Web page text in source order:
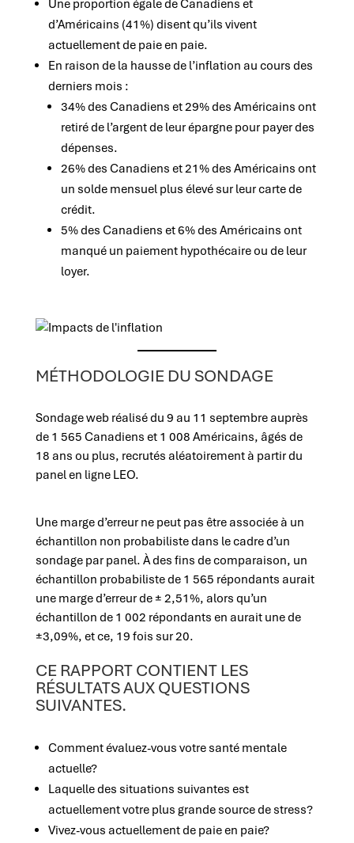
Une proportion égale de Canadiens et
d’Américains (41%) disent qu’ils vivent
actuellement de paie en paie.
En raison de la hausse de l’inflation au cours des
derniers mois :
34% des Canadiens et 29% des Américains ont
retiré de l’argent de leur épargne pour payer des
dépenses.
26% des Canadiens et 21% des Américains ont
un solde mensuel plus élevé sur leur carte de
crédit.
5% des Canadiens et 6% des Américains ont
manqué un paiement hypothécaire ou de leur
loyer.
MÉTHODOLOGIE DU SONDAGE
Sondage web réalisé du 9 au 11 septembre auprès
de 1 565 Canadiens et 1 008 Américains, âgés de
18 ans ou plus, recrutés aléatoirement à partir du
panel en ligne LEO.
Une marge d’erreur ne peut pas être associée à un
échantillon non probabiliste dans le cadre d’un
sondage par panel. À des fins de comparaison, un
échantillon probabiliste de 1 565 répondants aurait
une marge d’erreur de ± 2,51%, alors qu’un
échantillon de 1 002 répondants en aurait une de
±3,09%, et ce, 19 fois sur 20.
CE RAPPORT CONTIENT LES
RÉSULTATS AUX QUESTIONS
SUIVANTES.
Comment évaluez-vous votre santé mentale
actuelle?
Laquelle des situations suivantes est
actuellement votre plus grande source de stress?
Vivez-vous actuellement de paie en paie?